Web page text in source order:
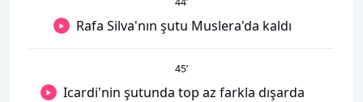
Rafa Silva'nın şutu Muslera'da kaldı
45’
Icardi'nin şutunda top az farkla dışarda